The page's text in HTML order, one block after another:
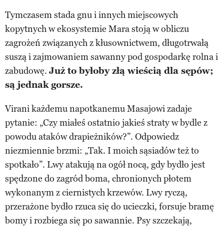
Tymczasem stada gnu i innych miejscowych
kopytnych w ekosystemie Mara stoją w obliczu
zagrożeń związanych z kłusownictwem, długotrwałą
suszą i zajmowaniem sawanny pod gospodarkę rolna i
zabudowę. Już to byłoby złą wieścią dla sępów;
są jednak gorsze.
Virani każdemu napotkanemu Masajowi zadaje
pytanie: „Czy miałeś ostatnio jakieś straty w bydle z
powodu ataków drapieżników?”. Odpowiedz
niezmiennie brzmi: „Tak. I moich sąsiadów też to
spotkało”. Lwy atakują na ogół nocą, gdy bydło jest
spędzone do zagród boma, chronionych płotem
wykonanym z ciernistych krzewów. Lwy ryczą,
przerażone bydło rzuca się do ucieczki, forsuje bramę
bomy i rozbiega się po sawannie. Psy szczekają,